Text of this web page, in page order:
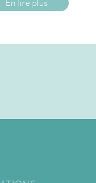
En lire plus